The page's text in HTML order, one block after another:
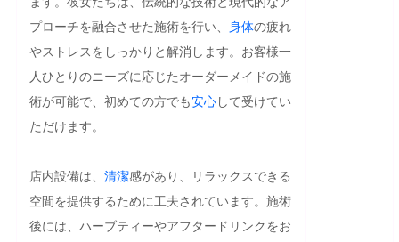
プローチを融合させた施術を行い、 身体の疲れ
やストレスをしっかりと解消します。お客様一
人ひとりのニーズに応じたオーダーメイドの施
術が可能で、初めての方でも安心して受けてい
ただけます。
店内設備は、 清潔感があり、リラックスできる
空間を提供するために工夫されています。施術
後には、ハーブティーやアフタードリンクをお